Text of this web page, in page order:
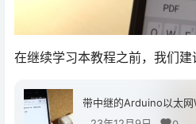
在继续学习本教程之前，我们建
带中继的Arduino以太网